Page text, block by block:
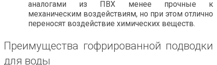
аналогами из ПВХ менее прочные к
механическим воздействиям, но при этом отлично
переносят воздействие химических веществ.
Преимущества гофрированной подводки
для воды